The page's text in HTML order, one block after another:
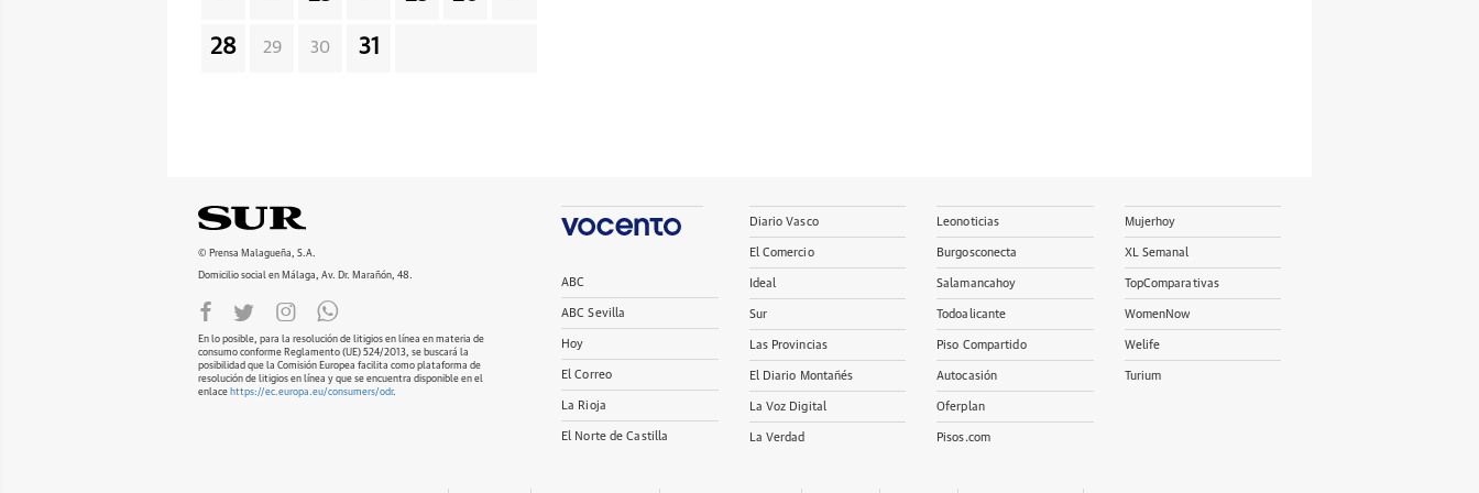
28 29 30 31
© Prensa Malagueña, S.A.
Domicilio social en Málaga, Av. Dr. Marañón, 48.
En lo posible, para la resolución de litigios en línea en materia de
consumo conforme Reglamento (UE) 524/2013, se buscará la
posibilidad que la Comisión Europea facilita como plataforma de
resolución de litigios en línea y que se encuentra disponible en el
enlace https://ec.europa.eu/consumers/odr.
ABC
ABC Sevilla
Hoy
El Correo
La Rioja
El Norte de Castilla
Diario Vasco
El Comercio
Ideal
Sur
Las Provincias
El Diario Montañés
La Voz Digital
La Verdad
Leonoticias
Burgosconecta
Salamancahoy
Todoalicante
Piso Compartido
Autocasión
Oferplan
Pisos.com
Mujerhoy
XL Semanal
TopComparativas
WomenNow
Welife
Turium